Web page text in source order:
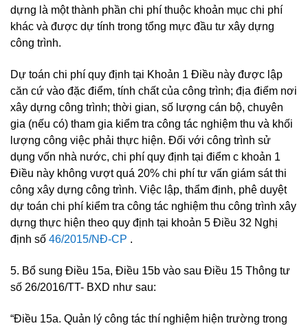
dựng là một thành phần chi phí thuộc khoản mục chi phí
khác và được dự tính trong tổng mực đầu tư xây dựng
công trình.
Dự toán chi phí quy định tại Khoản 1 Điều này được lập
căn cứ vào đặc điểm, tính chất của công trình; địa điểm nơi
xây dựng công trình; thời gian, số lượng cán bộ, chuyên
gia (nếu có) tham gia kiểm tra công tác nghiệm thu và khối
lượng công việc phải thực hiện. Đối với công trình sử
dụng vốn nhà nước, chi phí quy định tại điểm c khoản 1
Điều này không vượt quá 20% chi phí tư vấn giám sát thi
công xây dựng công trình. Việc lập, thẩm định, phê duyệt
dự toán chi phí kiểm tra công tác nghiệm thu công trình xây
dựng thực hiện theo quy định tại khoản 5 Điều 32 Nghị
định số 46/2015/NĐ-CP .
5. Bổ sung Điều 15a, Điều 15b vào sau Điều 15 Thông tư
số 26/2016/TT- BXD như sau:
“Điều 15a. Quản lý công tác thí nghiệm hiện trường trong